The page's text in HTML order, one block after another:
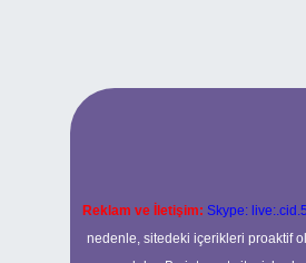
Reklam ve İletişim: Skype:
nedenle, sitedeki içerikleri proaktif